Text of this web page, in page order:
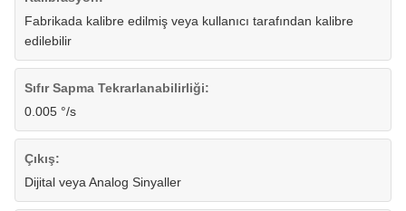
Fabrikada kalibre edilmiş veya kullanıcı tarafından kalibre
edilebilir
Sıfır Sapma Tekrarlanabilirliği:
0.005 °/s
Çıkış:
Dijital veya Analog Sinyaller